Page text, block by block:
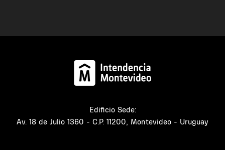
Edificio Sede:
Av. 18 de Julio 1360 - C.P. 11200, Montevideo - Uruguay